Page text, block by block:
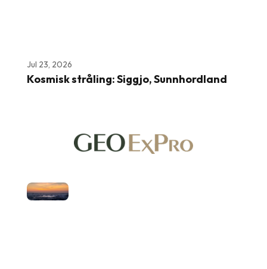
Jul 23, 2026
Kosmisk stråling: Siggjo, Sunnhordland